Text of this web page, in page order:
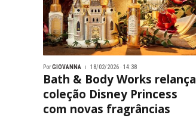
PorGIOVANNA 18/02/2026 · 14:38
Bath & Body Works relança
coleção Disney Princess
com novas fragrâncias